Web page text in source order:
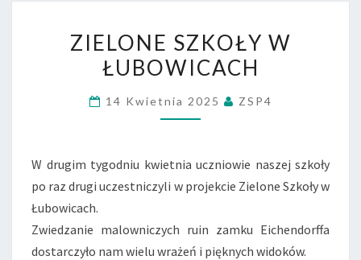
SZKOŁY
W
ZIELONE SZKOŁY W
ŁUBOWICACH
14 Kwietnia 2025 ZSP4
W drugim tygodniu kwietnia uczniowie naszej szkoły
po raz drugi uczestniczyli w projekcie Zielone Szkoły w
Łubowicach.
Zwiedzanie malowniczych ruin zamku Eichendorffa
dostarczyło nam wielu wrażeń i pięknych widoków.